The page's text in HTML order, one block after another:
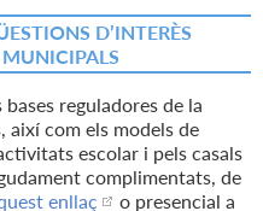
D’INTERÈS
MUNICIPALS
reguladores de la
així com els models de
escolar i pels casals
complimentats, de
enllaç
o presencial a